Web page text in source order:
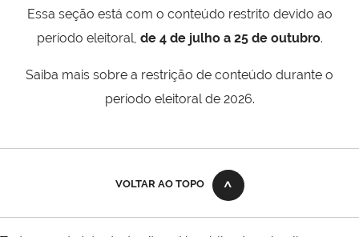
Essa seção está com o conteúdo restrito devido ao
período eleitoral, de 4 de julho a 25 de outubro.
Saiba mais sobre a restrição de conteúdo durante o
período eleitoral de 2026.
VOLTAR AO TOPO